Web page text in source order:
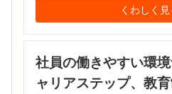
くわしく見
社員の働きやすい環
ャリアステップ、教